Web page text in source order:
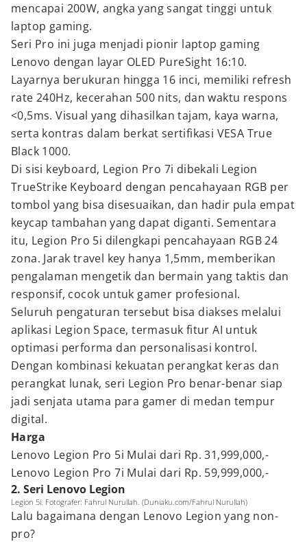
mencapai 200W, angka yang sangat tinggi untuk
laptop gaming.
Seri Pro ini juga menjadi pionir laptop gaming
Lenovo dengan layar OLED PureSight 16:10.
Layarnya berukuran hingga 16 inci, memiliki refresh
rate 240Hz, kecerahan 500 nits, dan waktu respons
<0,5ms. Visual yang dihasilkan tajam, kaya warna,
serta kontras dalam berkat sertifikasi VESA True
Black 1000.
Di sisi keyboard, Legion Pro 7i dibekali Legion
TrueStrike Keyboard dengan pencahayaan RGB per
tombol yang bisa disesuaikan, dan hadir pula empat
keycap tambahan yang dapat diganti. Sementara
itu, Legion Pro 5i dilengkapi pencahayaan RGB 24
zona. Jarak travel key hanya 1,5mm, memberikan
pengalaman mengetik dan bermain yang taktis dan
responsif, cocok untuk gamer profesional.
Seluruh pengaturan tersebut bisa diakses melalui
aplikasi Legion Space, termasuk fitur AI untuk
optimasi performa dan personalisasi kontrol.
Dengan kombinasi kekuatan perangkat keras dan
perangkat lunak, seri Legion Pro benar-benar siap
jadi senjata utama para gamer di medan tempur
digital.
Harga
Lenovo Legion Pro 5i Mulai dari Rp. 31,999,000,-
Lenovo Legion Pro 7i Mulai dari Rp. 59,999,000,-
2. Seri Lenovo Legion
Legion 5i. Fotografer: Fahrul Nurullah. (Duniaku.com/Fahrul Nurullah)
Lalu bagaimana dengan Lenovo Legion yang non-
pro?